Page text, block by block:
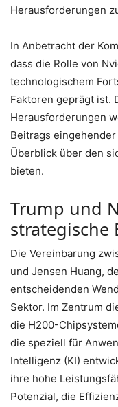
Herausforderungen
In Anbetracht der
dass die Rolle von
technologischem
Faktoren geprägt ist.
Herausforderungen
Beitrags
Überblick über den
bieten.
Trump und
strategische
Die Vereinbarung
und Jensen Huang,
entscheidenden
Sektor. Im Zentrum
die H200-
die speziell für
Intelligenz (KI)
ihre hohe
Potenzial, die